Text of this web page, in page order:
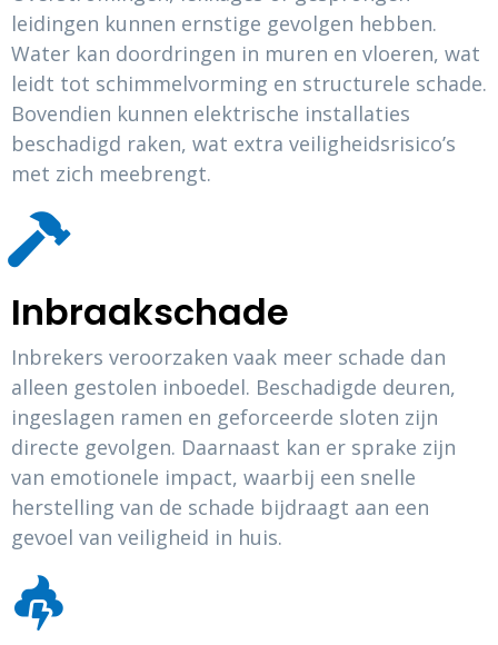
leidingen kunnen ernstige gevolgen hebben.
Water kan doordringen in muren en vloeren, wat
leidt tot schimmelvorming en structurele schade.
Bovendien kunnen elektrische installaties
beschadigd raken, wat extra veiligheidsrisico’s
met zich meebrengt.
Inbraakschade
Inbrekers veroorzaken vaak meer schade dan
alleen gestolen inboedel. Beschadigde deuren,
ingeslagen ramen en geforceerde sloten zijn
directe gevolgen. Daarnaast kan er sprake zijn
van emotionele impact, waarbij een snelle
herstelling van de schade bijdraagt aan een
gevoel van veiligheid in huis.